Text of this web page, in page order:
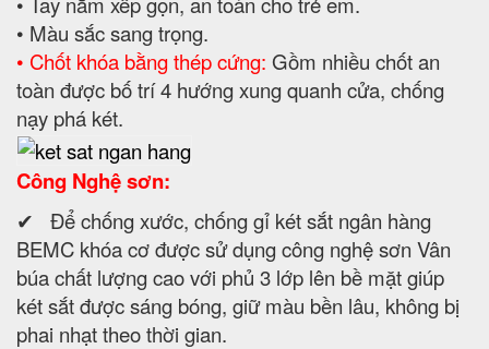
• Màu sắc sang trọng.
• Chốt khóa bằng thép cứng: Gồm nhiều chốt an
toàn được bố trí 4 hướng xung quanh cửa, chống
nạy phá két.
Công Nghệ sơn:
✔ Để chống xước, chống gỉ két sắt ngân hàng
BEMC khóa cơ được sử dụng công nghệ sơn Vân
búa chất lượng cao với phủ 3 lớp lên bề mặt giúp
két sắt được sáng bóng, giữ màu bền lâu, không bị
phai nhạt theo thời gian.